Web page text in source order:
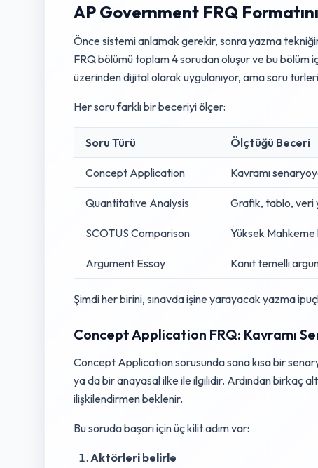
AP Government FRQ
Önce sistemi anlamak gerekir, sonra yazma
FRQ bölümü toplam 4 sorudan oluşur ve bu bölüm
üzerinden dijital olarak uygulanıyor, ama soru türleri
Her soru farklı bir beceriyi ölçer:
Soru Türü Ölçtüğü Beceri
Concept Application Kavramı
Quantitative Analysis Grafik, tablo, veri
SCOTUS Comparison Yüksek Mahkeme
Argument Essay Kanıt temelli
Şimdi her birini, sınavda işine yarayacak yazma
Concept Application FRQ: Kavramı
Concept Application sorusunda sana kısa bir
ya da bir anayasal ilke ile ilgilidir. Ardından birkaç
ilişkilendirmen beklenir.
Bu soruda başarı için üç kilit adım var:
Aktörleri belirle